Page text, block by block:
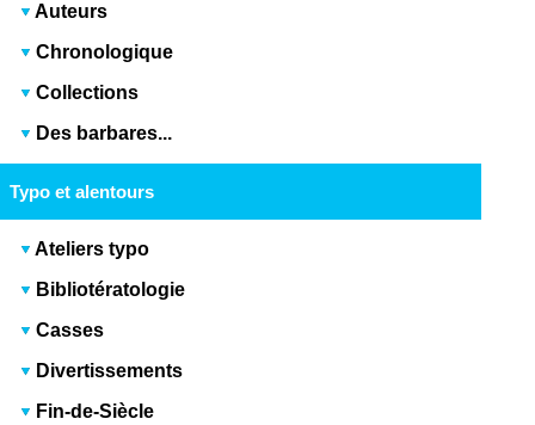
Auteurs
Chronologique
Collections
Des barbares...
Typo et alentours
Ateliers typo
Bibliotératologie
Casses
Divertissements
Fin-de-Siècle